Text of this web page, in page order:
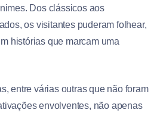
Dos clássicos aos
os visitantes puderam folhear,
histórias que marcam uma
entre várias outras que não foram
envolventes, não apenas